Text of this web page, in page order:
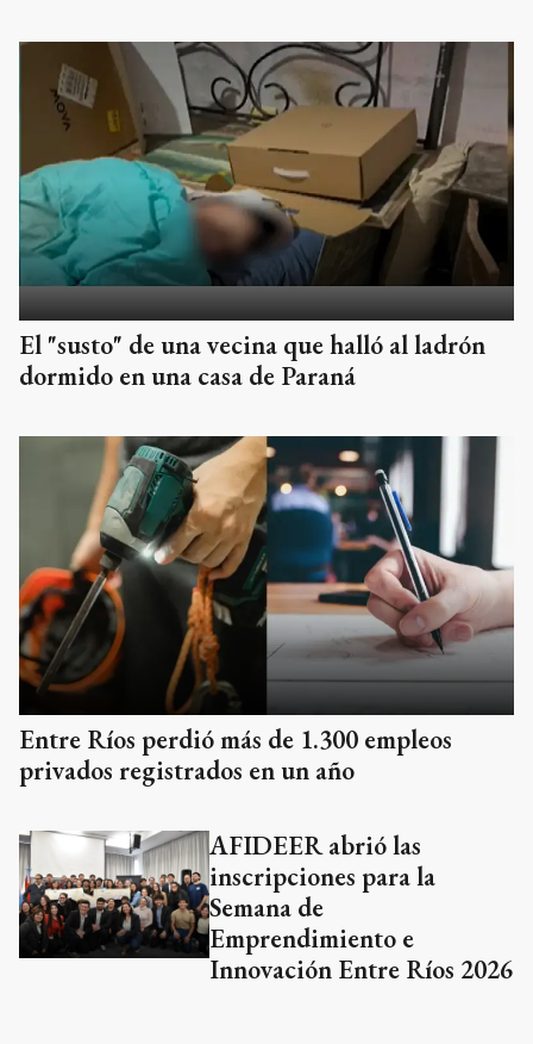
El "susto" de una vecina que halló al ladrón
dormido en una casa de Paraná
Entre Ríos perdió más de 1.300 empleos
privados registrados en un año
AFIDEER abrió las
inscripciones para la
Semana de
Emprendimiento e
Innovación Entre Ríos 2026